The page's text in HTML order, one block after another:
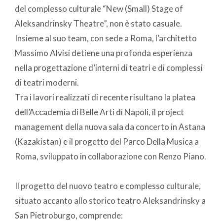
del complesso culturale “New (Small) Stage of
Aleksandrinsky Theatre”, non è stato casuale.
Insieme al suo team, con sede a Roma, l’architetto
Massimo Alvisi detiene una profonda esperienza
nella progettazione d’interni di teatri e di complessi
di teatri moderni.
Tra i lavori realizzati di recente risultano la platea
dell’Accademia di Belle Arti di Napoli, il project
management della nuova sala da concerto in Astana
(Kazakistan) e il progetto del Parco Della Musica a
Roma, sviluppato in collaborazione con Renzo Piano.
Il progetto del nuovo teatro e complesso culturale,
situato accanto allo storico teatro Aleksandrinsky a
San Pietroburgo, comprende: